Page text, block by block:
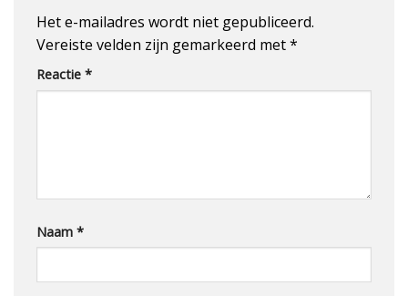
Het e-mailadres wordt niet gepubliceerd.
Vereiste velden zijn gemarkeerd met*
Reactie *
Naam *